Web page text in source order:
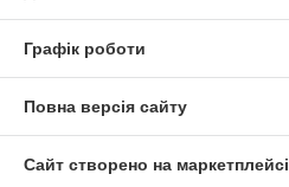
Графік роботи
Повна версія сайту
Сайт створено на маркетплейсі